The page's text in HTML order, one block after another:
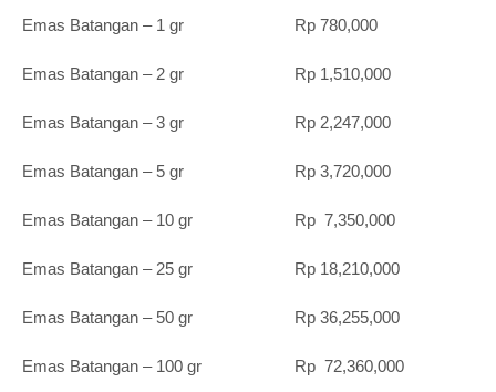
Emas Batangan – 1 gr Rp 780,000
Emas Batangan – 2 gr Rp 1,510,000
Emas Batangan – 3 gr Rp 2,247,000
Emas Batangan – 5 gr Rp 3,720,000
Emas Batangan – 10 gr Rp 7,350,000
Emas Batangan – 25 gr Rp 18,210,000
Emas Batangan – 50 gr Rp 36,255,000
Emas Batangan – 100 gr Rp 72,360,000